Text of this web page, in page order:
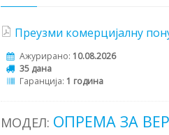
Преузми комерцијалну
Ажурирано: 10.08.2026
35 дана
Гаранција: 1 година
МОДЕЛ: ОПРЕМА ЗА